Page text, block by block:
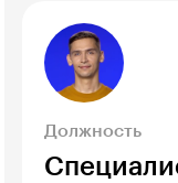
Должность